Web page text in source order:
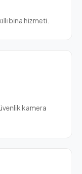
bina hizmeti.
kamera